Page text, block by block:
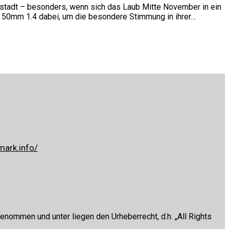
– besonders, wenn sich das Laub Mitte November in ein
1.4 dabei, um die besondere Stimmung in ihrer…
und unter liegen den Urheberrecht, d.h. „All Rights